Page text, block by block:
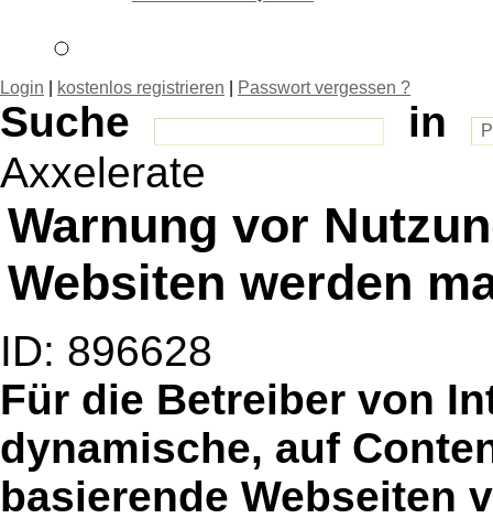
Login kostenlos registrieren Passwort vergessen ?
Suche
in
Axxelerate
Warnung vor
Websiten werden
ID: 896628
Für die Betreiber von
dynamische, auf
basierende Webseiten